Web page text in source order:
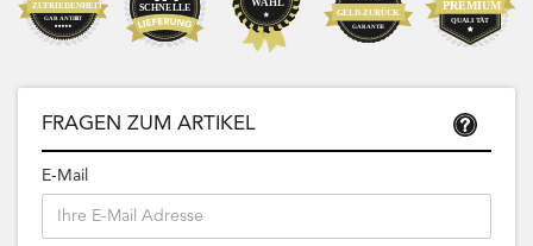
FRAGEN ZUM ARTIKEL
E-Mail